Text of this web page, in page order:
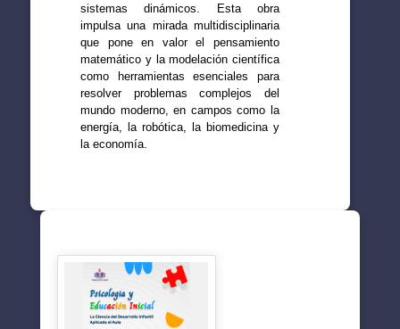
sistemas dinámicos. Esta obra
impulsa una mirada multidisciplinaria
que pone en valor el pensamiento
matemático y la modelación científica
como herramientas esenciales para
resolver problemas complejos del
mundo moderno, en campos como la
energía, la robótica, la biomedicina y
la economía.